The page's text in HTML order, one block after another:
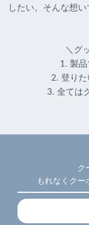
したい。そんな想
＼グ
1. 製
2. 登りた
3. 全ては
ク
もれなくクー